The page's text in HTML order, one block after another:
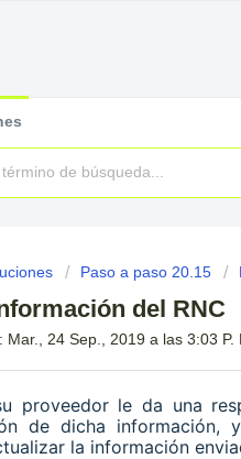
Paso a paso 20.15
del RNC
24 Sep., 2019 a las 3:03 P.
proveedor le da una
de dicha
la información